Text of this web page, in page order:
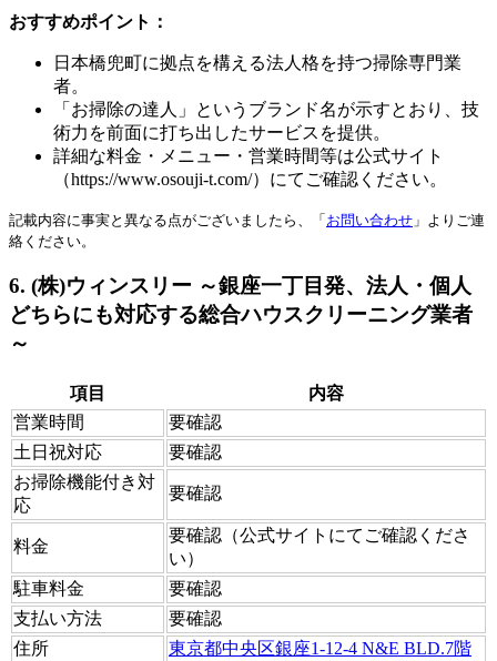
おすすめポイント：
日本橋兜町に拠点を構える法人格を持つ掃除専門業
者。
「お掃除の達人」というブランド名が示すとおり、技
術力を前面に打ち出したサービスを提供。
詳細な料金・メニュー・営業時間等は公式サイト
（https://www.osouji-t.com/）にてご確認ください。
記載内容に事実と異なる点がございましたら、「 お問い合わせ 」よりご連
絡ください。
6. (株)ウィンスリー ～銀座一丁目発、法人・個人
どちらにも対応する総合ハウスクリーニング業者
～
項目
内容
営業時間
要確認
土日祝対応
要確認
お掃除機能付き対
応
要確認
料金
要確認（公式サイトにてご確認くださ
い）
駐車料金
要確認
支払い方法
要確認
住所
東京都中央区銀座1-12-4 N&E BLD.7階